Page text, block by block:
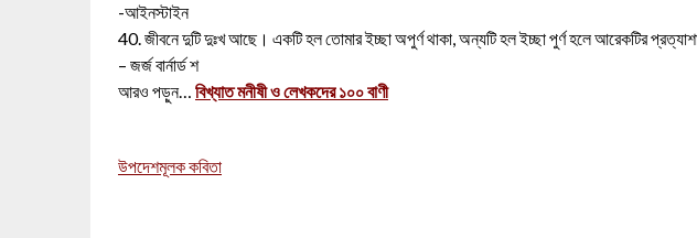
-আইনস্টাইন
40. জীবনে দুটি দুঃখ আছে। একটি হল তোমার ইচ্ছা অপুর্ণ থাকা, অন্যটি হল ইচ্ছা পুর্ণ হলে আরেকটির
– জর্জ বার্নার্ড শ
আরও পড়ুন… বিখ্যাত মনীষী ও লেখকদের ১০০ বাণী
উপদেশমূলক কবিতা